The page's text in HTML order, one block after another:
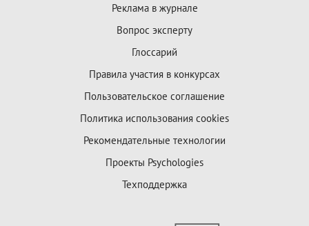
Реклама в журнале
Вопрос эксперту
Глоссарий
Правила участия в конкурсах
Пользовательское соглашение
Политика использования cookies
Рекомендательные технологии
Проекты Psychologies
Техподдержка